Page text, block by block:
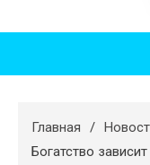
Худеем
Главная
Богатство